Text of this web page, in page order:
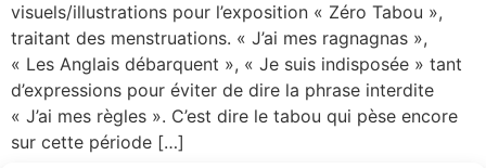
visuels/illustrations pour l’exposition « Zéro Tabou »,
traitant des menstruations. « J’ai mes ragnagnas »,
« Les Anglais débarquent », « Je suis indisposée » tant
d’expressions pour éviter de dire la phrase interdite
« J’ai mes règles ». C’est dire le tabou qui pèse encore
sur cette période […]